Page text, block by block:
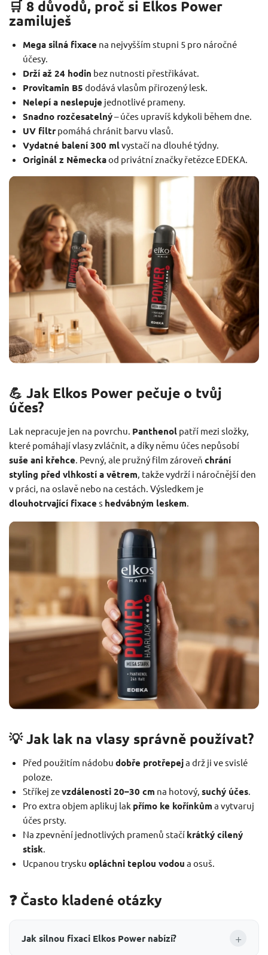
🛒 8 důvodů, proč si Elkos Power
zamiluješ
Mega silná fixace na nejvyšším stupni 5 pro náročné
účesy.
Drží až 24 hodin bez nutnosti přestřikávat.
Provitamin B5 dodává vlasům přirozený lesk.
Nelepí a neslepuje jednotlivé prameny.
Snadno rozčesatelný– účes upravíš kdykoli během dne.
UV filtrpomáhá chránit barvu vlasů.
Vydatné balení 300 mlvystačí na dlouhé týdny.
Originál z Německaod privátní značky řetězce EDEKA.
💪 Jak Elkos Power pečuje o tvůj
účes?
Lak nepracuje jen na povrchu. Panthenol patří mezi složky,
které pomáhají vlasy zvláčnit, a díky němu účes nepůsobí
suše ani křehce. Pevný, ale pružný film zároveň chrání
styling před vlhkostí a větrem, takže vydrží i náročnější den
v práci, na oslavě nebo na cestách. Výsledkem je
dlouhotrvající fixace s hedvábným leskem.
💡 Jak lak na vlasy správně používat?
Před použitím nádobu dobře protřepeja drž ji ve svislé
poloze.
Stříkej zevzdálenosti 20–30 cm na hotový, suchý účes.
Pro extra objem aplikuj lak přímo ke kořínkům a vytvaruj
účes prsty.
Na zpevnění jednotlivých pramenů stačí krátký cílený
stisk.
Ucpanou trysku opláchni teplou vodou a osuš.
❓ Často kladené otázky
Jak silnou fixaci Elkos Power nabízí? +